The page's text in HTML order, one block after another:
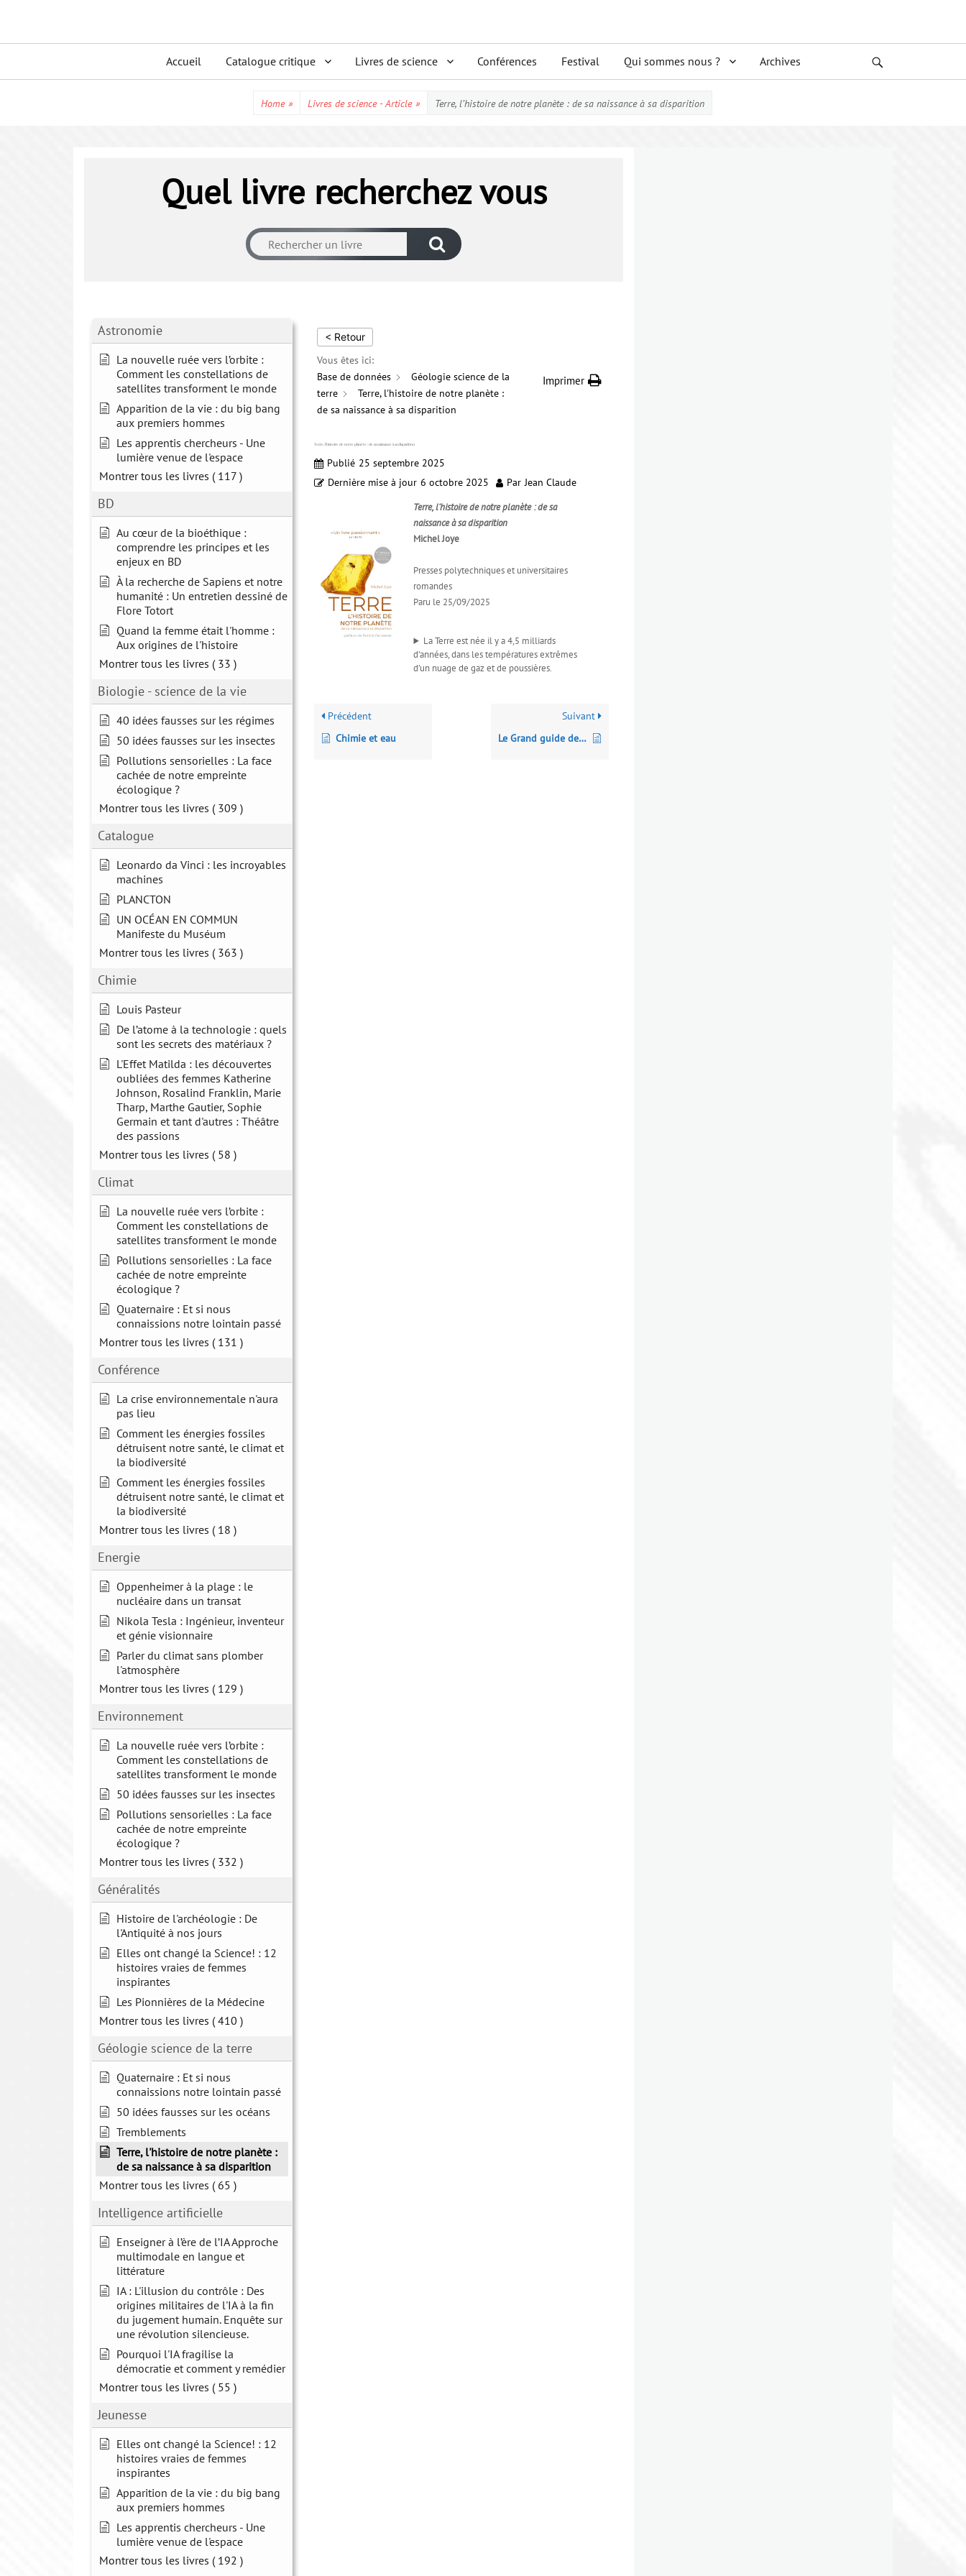
menu
Accueil Catalogue critique Livres de science Conférences Festival Qui sommes nous ? Archives
Home » Livres de science - Article » Terre, l’histoire de notre planète : de sa naissance à sa disparition
Quel livre recherchez vous
Astronomie
La nouvelle ruée vers l’orbite :
Comment les constellations de
satellites transforment le monde
Apparition de la vie : du big bang
aux premiers hommes
Les apprentis chercheurs - Une
lumière venue de l'espace
Montrer tous les livres ( 117 )
BD
Au cœur de la bioéthique :
comprendre les principes et les
enjeux en BD
À la recherche de Sapiens et notre
humanité : Un entretien dessiné de
Flore Totort
Quand la femme était l'homme :
Aux origines de l'histoire
Montrer tous les livres ( 33 )
Biologie - science de la vie
40 idées fausses sur les régimes
50 idées fausses sur les insectes
Pollutions sensorielles : La face
cachée de notre empreinte
écologique ?
Montrer tous les livres ( 309 )
Catalogue
Leonardo da Vinci : les incroyables
machines
PLANCTON
UN OCÉAN EN COMMUN
Manifeste du Muséum
Montrer tous les livres ( 363 )
Chimie
Louis Pasteur
De l’atome à la technologie : quels
sont les secrets des matériaux ?
L'Effet Matilda : les découvertes
oubliées des femmes Katherine
Johnson, Rosalind Franklin, Marie
Tharp, Marthe Gautier, Sophie
Germain et tant d'autres : Théâtre
des passions
Montrer tous les livres ( 58 )
Climat
La nouvelle ruée vers l’orbite :
Comment les constellations de
satellites transforment le monde
Pollutions sensorielles : La face
cachée de notre empreinte
écologique ?
Quaternaire : Et si nous
connaissions notre lointain passé
Montrer tous les livres ( 131 )
Conférence
La crise environnementale n'aura
pas lieu
Comment les énergies fossiles
détruisent notre santé, le climat et
la biodiversité
Comment les énergies fossiles
détruisent notre santé, le climat et
la biodiversité
Montrer tous les livres ( 18 )
Energie
Oppenheimer à la plage : le
nucléaire dans un transat
Nikola Tesla : Ingénieur, inventeur
et génie visionnaire
Parler du climat sans plomber
l'atmosphère
Montrer tous les livres ( 129 )
Environnement
La nouvelle ruée vers l’orbite :
Comment les constellations de
satellites transforment le monde
50 idées fausses sur les insectes
Pollutions sensorielles : La face
cachée de notre empreinte
écologique ?
Montrer tous les livres ( 332 )
Généralités
Histoire de l'archéologie : De
l'Antiquité à nos jours
Elles ont changé la Science! : 12
histoires vraies de femmes
inspirantes
Les Pionnières de la Médecine
Montrer tous les livres ( 410 )
Géologie science de la terre
Quaternaire : Et si nous
connaissions notre lointain passé
50 idées fausses sur les océans
Tremblements
Terre, l'histoire de notre planète :
de sa naissance à sa disparition
Montrer tous les livres ( 65 )
Intelligence artificielle
Enseigner à l’ère de l’IA Approche
multimodale en langue et
littérature
IA : L'illusion du contrôle : Des
origines militaires de l'IA à la fin
du jugement humain. Enquête sur
une révolution silencieuse.
Pourquoi l'IA fragilise la
démocratie et comment y remédier
Montrer tous les livres ( 55 )
Jeunesse
Elles ont changé la Science! : 12
histoires vraies de femmes
inspirantes
Apparition de la vie : du big bang
aux premiers hommes
Les apprentis chercheurs - Une
lumière venue de l'espace
Montrer tous les livres ( 192 )
< Retour
Vous êtes ici:
Base de données
Géologie science de la
terre
Terre, l'histoire de notre planète :
de sa naissance à sa disparition
Imprimer
Terre, l’histoire de notre planète : de sa naissance à sa disparition
Publié 25 septembre 2025
Dernière mise à jour 6 octobre 2025 Par Jean Claude
Terre, l’histoire de notre planète : de sa
naissance à sa disparition
Michel Joye
Presses polytechniques et universitaires
romandes
Paru le 25/09/2025
La Terre est née il y a 4,5 milliards
d’années, dans les températures extrêmes
d’un nuage de gaz et de poussières.
Précédent
Chimie et eau
Suivant
Le Grand guide de la Terre